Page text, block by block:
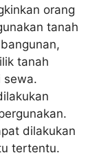
orang
tanah
tanah
sewa.
dilakukan
tertentu.